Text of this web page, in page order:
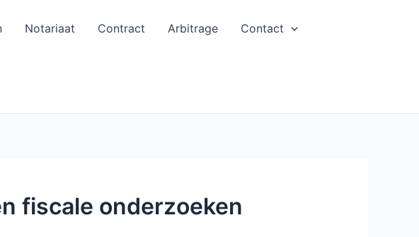
Notariaat Contract Arbitrage Contact
fiscale onderzoeken